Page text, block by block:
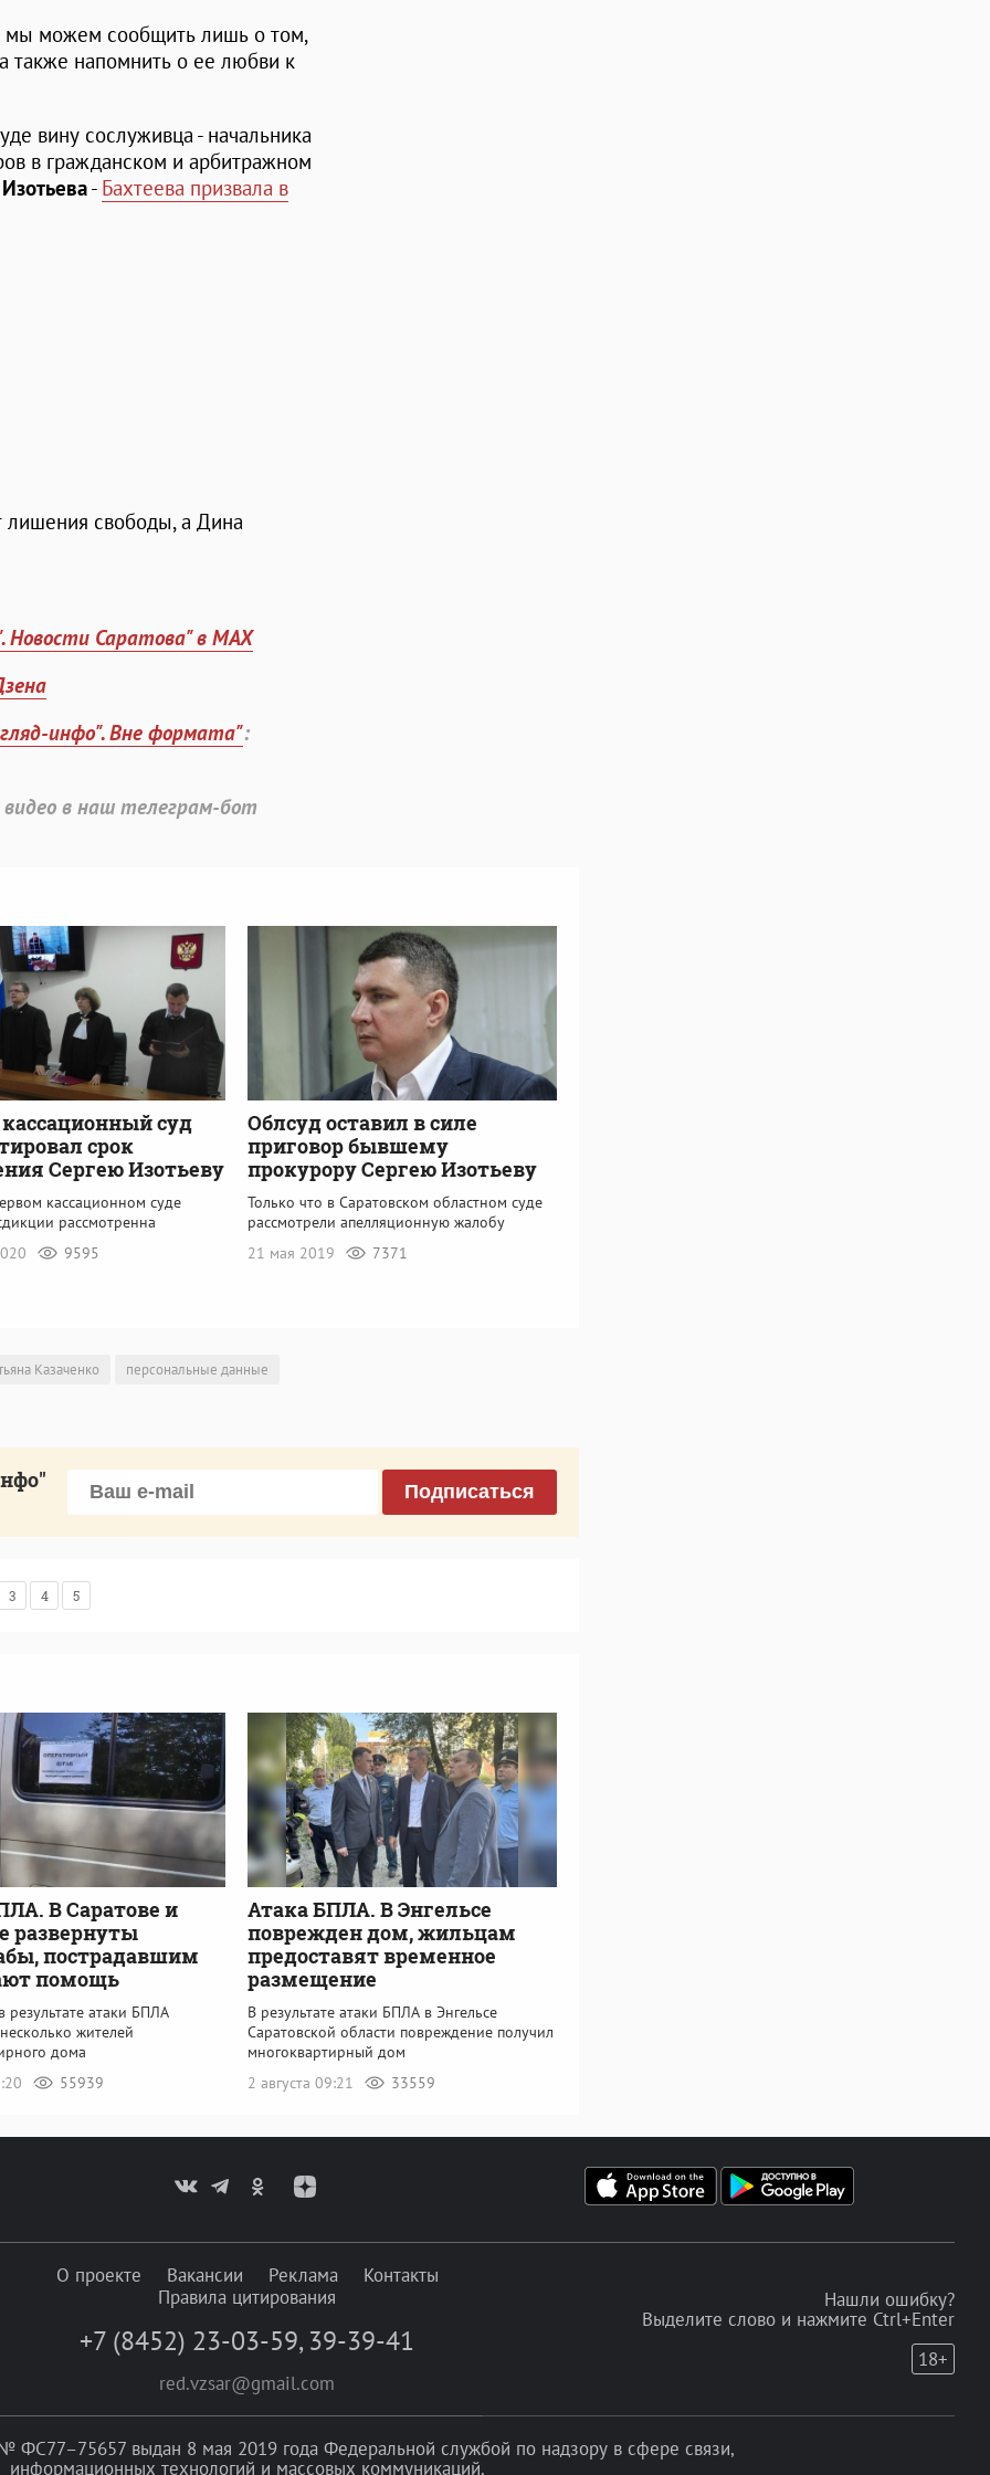
мы можем сообщить лишь о том,
также напомнить о ее любви к
вину сослуживца - начальника
в гражданском и арбитражном
- Бахтеева призвала в
лишения свободы, а Дина
Новости Саратова" в MAX
инфо". Вне формата":
в наш телеграм-бот
суд
срок
Сергею Изотьеву
кассационном суде
рассмотренна
9595
Облсуд оставил в силе
приговор бывшему
прокурору Сергею Изотьеву
Только что в Саратовском областном суде
рассмотрели апелляционную жалобу
21 мая 2019
7371
Казаченко персональные данные
Подписаться
3 4 5
В Саратове и
развернуты
пострадавшим
помощь
результате атаки БПЛА
жителей
дома
55939
Атака БПЛА. В Энгельсе
поврежден дом, жильцам
предоставят временное
размещение
В результате атаки БПЛА в Энгельсе
Саратовской области повреждение получил
многоквартирный дом
2 августа 09:21
33559
О проекте Вакансии Реклама
Контакты
Правила цитирования
+7 (8452) 23-03-59, 39-39-41
red.vzsar@gmail.com
Нашли ошибку?
Выделите слово и нажмите Ctrl+Enter
18+
ФС77–75657 выдан 8 мая 2019 года Федеральной службой по надзору в сфере связи,
информационных технологий и массовых коммуникаций.